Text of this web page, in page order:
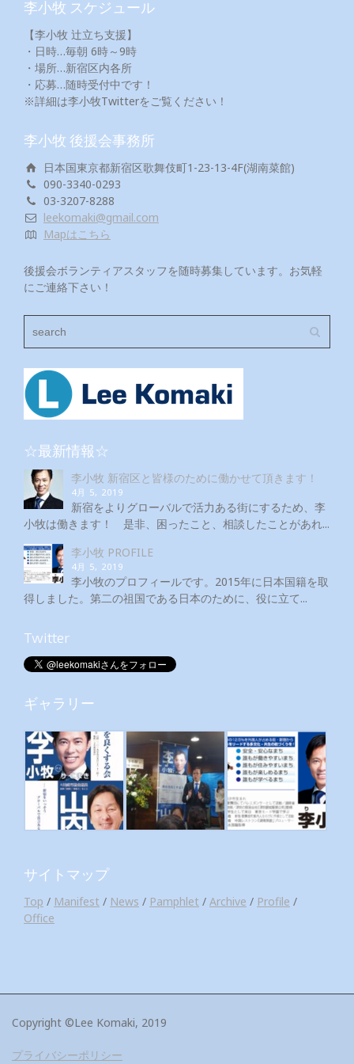
李小牧 スケジュール
【李小牧 辻立ち支援】
・日時…毎朝 6時～9時
・場所…新宿区内各所
・応募…随時受付中です！
※詳細は李小牧Twitterをご覧ください！
李小牧 後援会事務所
日本国東京都新宿区歌舞伎町1-23-13-4F(湖南菜館)
090-3340-0293
03-3207-8288
leekomaki@gmail.com
Mapはこちら
後援会ボランティアスタッフを随時募集しています。お気軽
にご連絡下さい！
☆最新情報☆
李小牧 新宿区と皆様のために働かせて頂きます！
4月 5, 2019
新宿をよりグローバルで活力ある街にするため、李
小牧は働きます！ 是非、困ったこと、相談したことがあれ...
李小牧 PROFILE
4月 5, 2019
李小牧のプロフィールです。2015年に日本国籍を取
得しました。第二の祖国である日本のために、役に立て...
Twitter
ギャラリー
サイトマップ
Top / Manifest / News / Pamphlet / Archive / Profile /
Office
Copyright ©Lee Komaki, 2019
プライバシーポリシー